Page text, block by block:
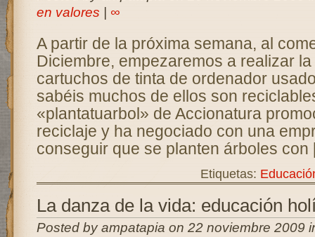
en valores
∞
A partir de la próxima semana, al
Diciembre, empezaremos a realizar
cartuchos de tinta de ordenador
sabéis muchos de ellos son
«plantatuarbol» de Accionatura
reciclaje y ha negociado con una
conseguir que se planten árboles
Etiquetas:
La danza de la vida: educación
Posted by ampatapia on 22 noviembre 2009